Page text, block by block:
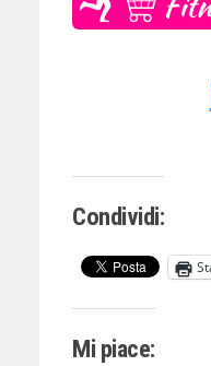
Condividi:
Mi piace: